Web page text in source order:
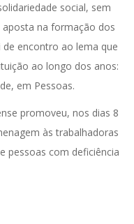
social, sem
aposta na formação dos
de encontro ao lema que
ao longo dos anos:
em Pessoas.
promoveu, nos dias 8
às trabalhadoras
pessoas com deficiência